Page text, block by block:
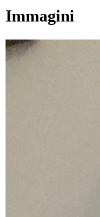
Immagini